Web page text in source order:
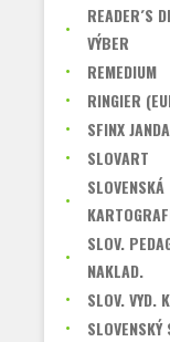
READER´S
VÝBER
REMEDIUM
RINGIER
SFINX JANDA
SLOVART
SLOVENSKÁ
SLOV.
NAKLAD.
SLOV. VYD.